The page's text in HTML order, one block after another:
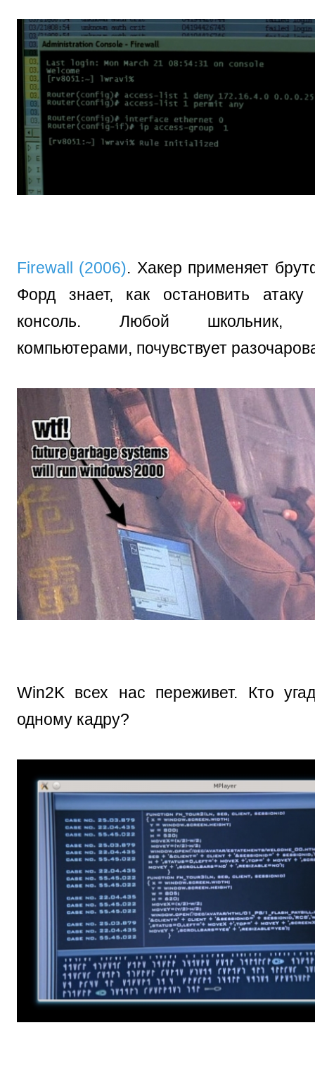
Firewall (2006). Хакер применяет
Форд знает, как остановить
консоль. Любой школьник,
компьютерами, почувствует
Win2K всех нас переживет. Кто
одному кадру?